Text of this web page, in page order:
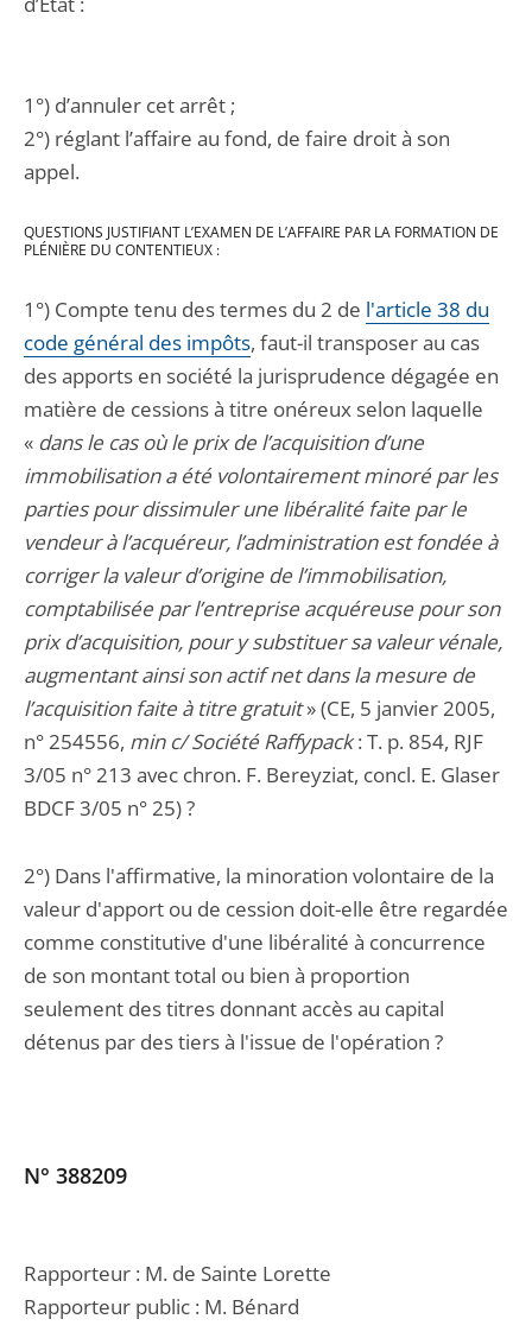
1°) d’annuler cet arrêt ;
2°) réglant l’affaire au fond, de faire droit à son
appel.
QUESTIONS JUSTIFIANT L’EXAMEN DE L’AFFAIRE PAR LA FORMATION DE
PLÉNIÈRE DU CONTENTIEUX :
1°) Compte tenu des termes du 2 de l'article 38 du
code général des impôts, faut-il transposer au cas
des apports en société la jurisprudence dégagée en
matière de cessions à titre onéreux selon laquelle
« dans le cas où le prix de l’acquisition d’une
immobilisation a été volontairement minoré par les
parties pour dissimuler une libéralité faite par le
vendeur à l’acquéreur, l’administration est fondée à
corriger la valeur d’origine de l’immobilisation,
comptabilisée par l’entreprise acquéreuse pour son
prix d’acquisition, pour y substituer sa valeur vénale,
augmentant ainsi son actif net dans la mesure de
l’acquisition faite à titre gratuit» (CE, 5 janvier 2005,
n° 254556, min c/ Société Raffypack: T. p. 854, RJF
3/05 n° 213 avec chron. F. Bereyziat, concl. E. Glaser
BDCF 3/05 n° 25) ?
2°) Dans l'affirmative, la minoration volontaire de la
valeur d'apport ou de cession doit-elle être regardée
comme constitutive d'une libéralité à concurrence
de son montant total ou bien à proportion
seulement des titres donnant accès au capital
détenus par des tiers à l'issue de l'opération ?
N° 388209
Rapporteur : M. de Sainte Lorette
Rapporteur public : M. Bénard